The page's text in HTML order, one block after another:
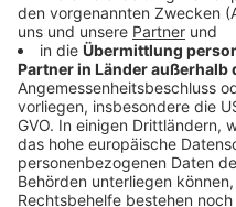
Anzeige
Anzeige